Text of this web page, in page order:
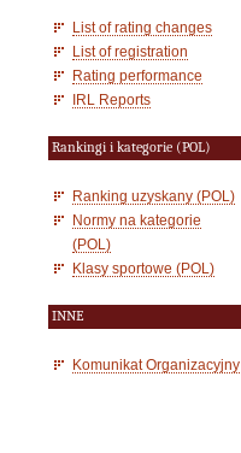
List of rating changes
List of registration
Rating performance
IRL Reports
Rankingi i kategorie (POL)
Ranking uzyskany (POL)
Normy na kategorie
(POL)
Klasy sportowe (POL)
INNE
Komunikat Organizacyjny